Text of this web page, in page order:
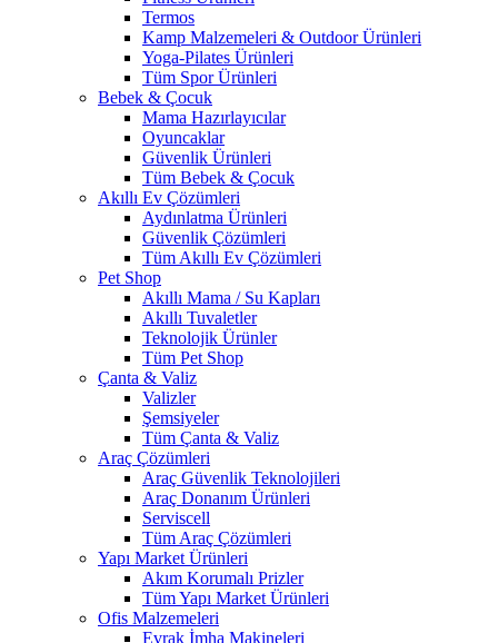
Termos
Kamp Malzemeleri & Outdoor Ürünleri
Yoga-Pilates Ürünleri
Tüm Spor Ürünleri
Bebek & Çocuk
Mama Hazırlayıcılar
Oyuncaklar
Güvenlik Ürünleri
Tüm Bebek & Çocuk
Akıllı Ev Çözümleri
Aydınlatma Ürünleri
Güvenlik Çözümleri
Tüm Akıllı Ev Çözümleri
Pet Shop
Akıllı Mama / Su Kapları
Akıllı Tuvaletler
Teknolojik Ürünler
Tüm Pet Shop
Çanta & Valiz
Valizler
Şemsiyeler
Tüm Çanta & Valiz
Araç Çözümleri
Araç Güvenlik Teknolojileri
Araç Donanım Ürünleri
Serviscell
Tüm Araç Çözümleri
Yapı Market Ürünleri
Akım Korumalı Prizler
Tüm Yapı Market Ürünleri
Ofis Malzemeleri
Evrak İmha Makineleri